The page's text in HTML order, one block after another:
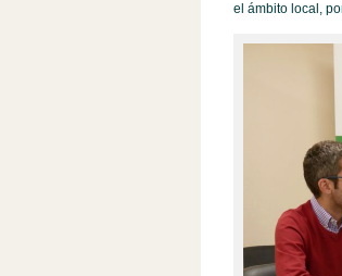
el ámbito local,